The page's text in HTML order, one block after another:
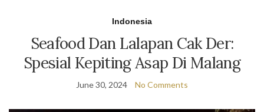
Indonesia
Seafood Dan Lalapan Cak Der:
Spesial Kepiting Asap Di Malang
June 30, 2024 No Comments